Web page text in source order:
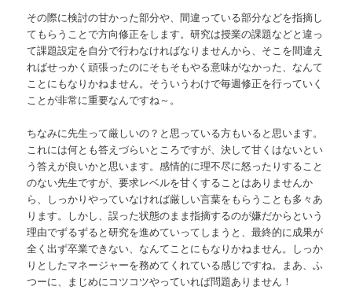
その際に検討の甘かった部分や、間違っている部分などを指摘し
てもらうことで方向修正をします。研究は授業の課題などと違っ
て課題設定を自分で行わなければなりませんから、そこを間違え
ればせっかく頑張ったのにそもそもやる意味がなかった、なんて
ことにもなりかねません。そういうわけで毎週修正を行っていく
ことが非常に重要なんですね～。
ちなみに先生って厳しいの？と思っている方もいると思います。
これには何とも答えづらいところですが、決して甘くはないとい
う答えが良いかと思います。感情的に理不尽に怒ったりすること
のない先生ですが、要求レベルを甘くすることはありませんか
ら、しっかりやっていなければ厳しい言葉をもらうことも多々あ
ります。しかし、誤った状態のまま指摘するのが嫌だからという
理由でずるずると研究を進めていってしまうと、最終的に成果が
全く出ず卒業できない、なんてことにもなりかねません。しっか
りとしたマネージャーを務めてくれている感じですね。まあ、ふ
つーに、まじめにコツコツやっていれば問題ありません！